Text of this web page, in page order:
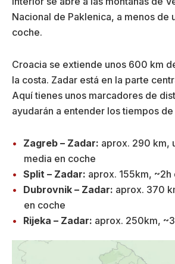
Nacional de Paklenica, a menos de
coche.
Croacia se extiende unos 600 km
la costa. Zadar está en la parte
Aquí tienes unos marcadores de
ayudarán a entender los tiempos
Zagreb – Zadar: aprox. 290 km,
media en coche
Split – Zadar: aprox. 155km, ~2h
Dubrovnik – Zadar: aprox. 370
en coche
Rijeka – Zadar: aprox. 250km,